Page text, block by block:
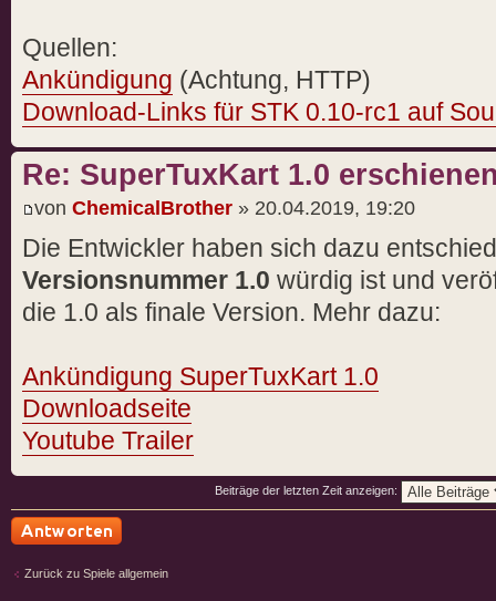
Quellen:
Ankündigung (Achtung, HTTP)
Download-Links für STK 0.10-rc1 auf
Re: SuperTuxKart 1.0
von ChemicalBrother » 20.04.2019, 19:20
Die Entwickler haben sich dazu
Versionsnummer 1.0 würdig ist und
die 1.0 als finale Version. Mehr dazu:
Ankündigung SuperTuxKart 1.0
Downloadseite
Youtube Trailer
Beiträge der letzten Zeit anzeigen:
Zurück zu Spiele allgemein